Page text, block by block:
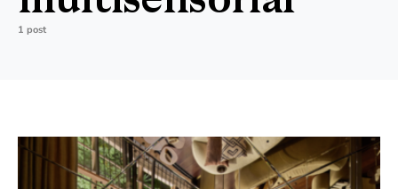
1 post